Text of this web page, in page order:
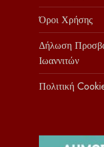
Όροι Χρήσης
Δήλωση
Ιωαννιτών
Πολιτική